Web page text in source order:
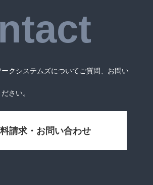
クシステムズについてご質問、お問い
さい。
請求・お問い合わせ